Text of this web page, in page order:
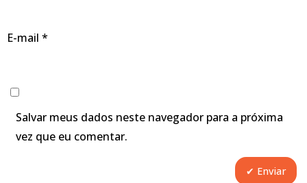
E-mail *
Salvar meus dados neste navegador para a próxima
vez que eu comentar.